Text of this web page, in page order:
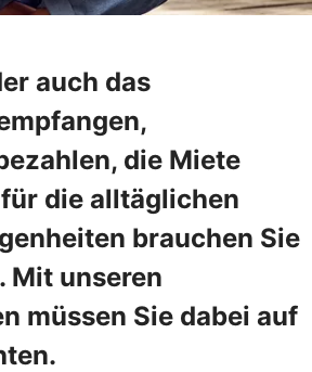
auch das
die Miete
die alltäglichen
brauchen Sie
Mit unseren
müssen Sie dabei auf